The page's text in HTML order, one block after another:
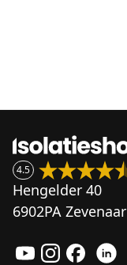
4.5
Hengelder 40
6902PA Zevenaar